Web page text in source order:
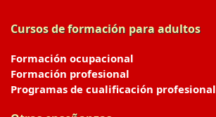
Cursos de formación para adultos
Formación ocupacional
Formación profesional
Programas de cualificación profesional